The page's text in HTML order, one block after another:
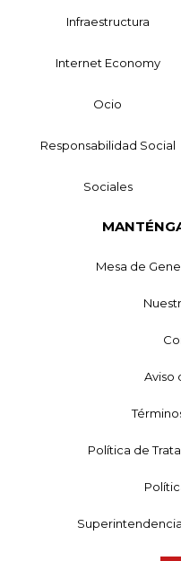
Infraestructura
Internet Economy
Ocio
Responsabilidad Social
Sociales
Mesa de
Aviso
Política de